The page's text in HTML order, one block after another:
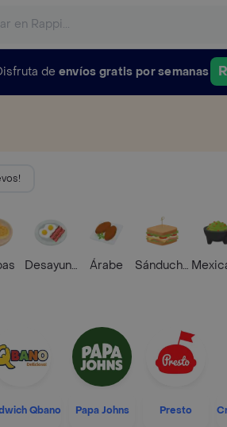
de envíos gratis por semanas
Desayunos Árabe Sánduches
Qbano Papa Johns Presto